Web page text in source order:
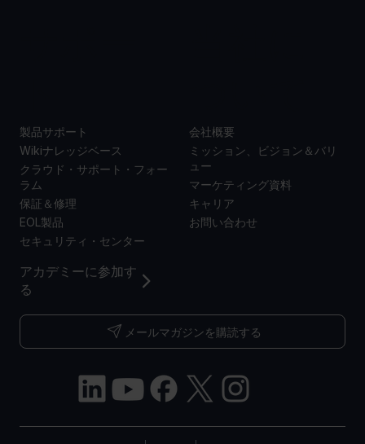
アカデミーに参加す
る
メールマガジンを購読する
製品サポート
Wikiナレッジベース
クラウド・サポート・フォー
ラム
保証＆修理
EOL製品
セキュリティ・センター
会社概要
ミッション、ビジョン＆バリ
ュー
マーケティング資料
キャリア
お問い合わせ